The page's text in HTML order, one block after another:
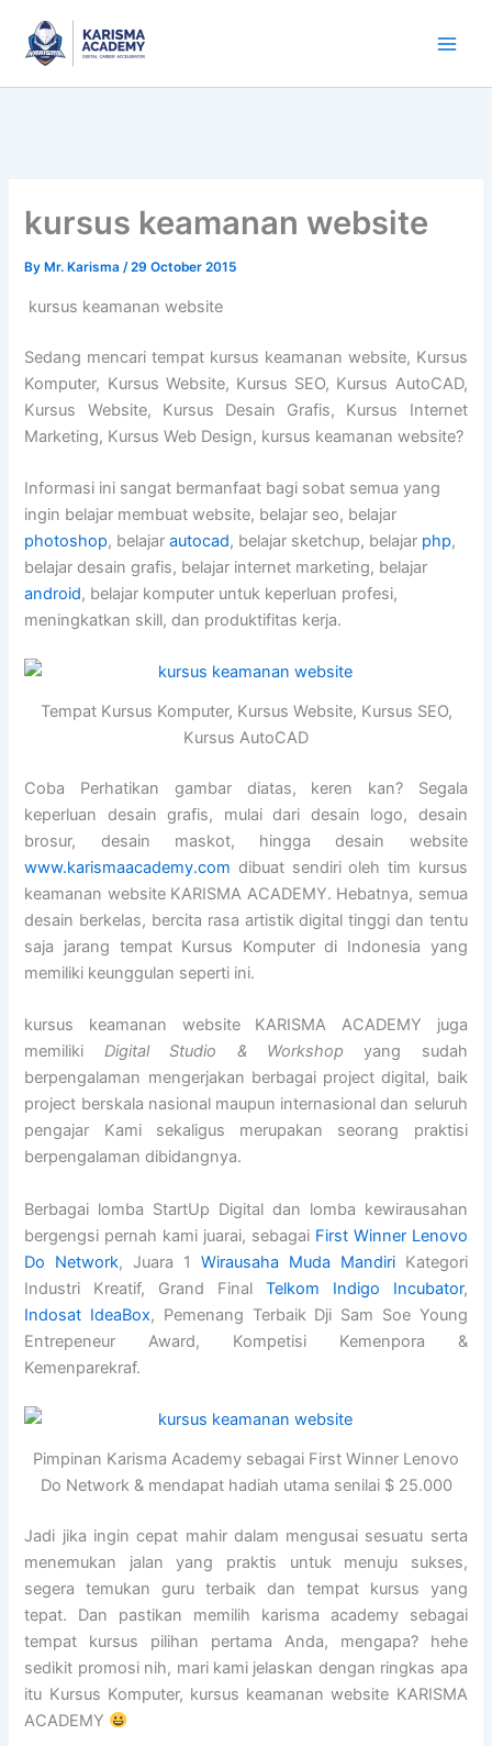
content
kursus keamanan website
By Mr. Karisma/29 October 2015
kursus keamanan website
Sedang mencari tempat kursus keamanan website, Kursus
Komputer, Kursus Website, Kursus SEO, Kursus AutoCAD,
Kursus Website, Kursus Desain Grafis, Kursus Internet
Marketing, Kursus Web Design, kursus keamanan website?
Informasi ini sangat bermanfaat bagi sobat semua yang
ingin belajar membuat website, belajar seo, belajar
photoshop, belajarautocad, belajar sketchup, belajar php,
belajar desain grafis, belajar internet marketing, belajar
android, belajar komputer untuk keperluan profesi,
meningkatkan skill, dan produktifitas kerja.
Tempat Kursus Komputer, Kursus Website, Kursus SEO,
Kursus AutoCAD
Coba Perhatikan gambar diatas, keren kan? Segala
keperluan desain grafis, mulai dari desain logo, desain
brosur, desain maskot, hingga desain website
www.karismaacademy.com dibuat sendiri oleh tim kursus
keamanan website KARISMA ACADEMY. Hebatnya, semua
desain berkelas, bercita rasa artistik digital tinggi dan tentu
saja jarang tempat Kursus Komputer di Indonesia yang
memiliki keunggulan seperti ini.
kursus keamanan website KARISMA ACADEMY juga
memiliki Digital Studio & Workshop yang sudah
berpengalaman mengerjakan berbagai project digital, baik
project berskala nasional maupun internasional dan seluruh
pengajar Kami sekaligus merupakan seorang praktisi
berpengalaman dibidangnya.
Berbagai lomba StartUp Digital dan lomba kewirausahan
bergengsi pernah kami juarai, sebagai First Winner Lenovo
Do Network, Juara 1 Wirausaha Muda MandiriKategori
Industri Kreatif, Grand Final Telkom Indigo Incubator,
Indosat IdeaBox, Pemenang Terbaik Dji Sam Soe Young
Entrepeneur Award, Kompetisi Kemenpora &
Kemenparekraf.
Pimpinan Karisma Academy sebagai First Winner Lenovo
Do Network & mendapat hadiah utama senilai $ 25.000
Jadi jika ingin cepat mahir dalam mengusai sesuatu serta
menemukan jalan yang praktis untuk menuju sukses,
segera temukan guru terbaik dan tempat kursus yang
tepat. Dan pastikan memilih karisma academy sebagai
tempat kursus pilihan pertama Anda, mengapa? hehe
sedikit promosi nih, mari kami jelaskan dengan ringkas apa
itu Kursus Komputer, kursus keamanan website KARISMA
ACADEMY